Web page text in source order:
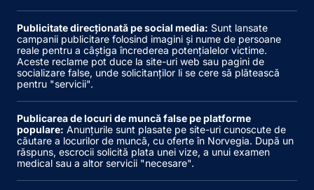
Publicitate direcționată pe social media: Sunt lansate
campanii publicitare folosind imagini și nume de persoane
reale pentru a câștiga încrederea potențialelor victime.
Aceste reclame pot duce la site-uri web sau pagini de
socializare false, unde solicitanților li se cere să plătească
pentru "servicii".
Publicarea de locuri de muncă false pe platforme
populare: Anunțurile sunt plasate pe site-uri cunoscute de
căutare a locurilor de muncă, cu oferte în Norvegia. După un
răspuns, escrocii solicită plata unei vize, a unui examen
medical sau a altor servicii "necesare".